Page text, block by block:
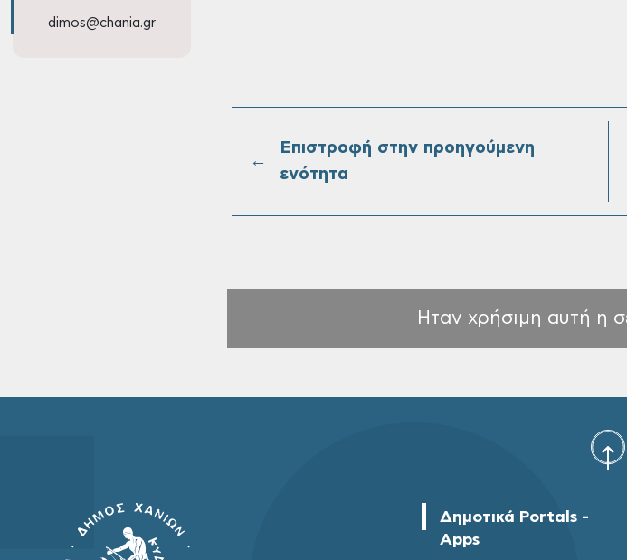
dimos@chania.gr
←
Επιστροφή στην προηγούμενη
ενότητα
Ηταν χρήσιμη αυτή η
Δημοτικά Portals -
Apps